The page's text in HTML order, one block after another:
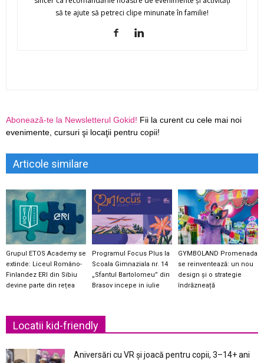
să te ajute să petreci clipe minunate în familie!
Abonează-te la Newsletterul Gokid! Fii la curent cu cele mai noi
evenimente, cursuri şi locaţii pentru copii!
Articole similare
Grupul ETOS Academy se
extinde: Liceul Româno-
Finlandez ERI din Sibiu
devine parte din rețea
Programul Focus Plus la
Scoala Gimnaziala nr. 14
„Sfantul Bartolomeu” din
Brasov incepe in iulie
GYMBOLAND Promenada
se reinventează: un nou
design și o strategie
îndrăzneață
Locatii kid-friendly
Aniversări cu VR și joacă pentru copii, 3–14+ ani